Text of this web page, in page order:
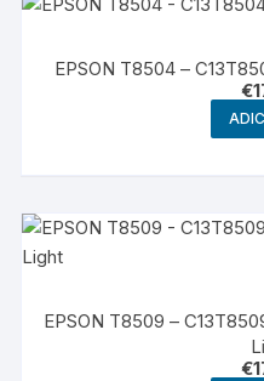
EPSON T8504 –
€
EPSON T8509 –
€